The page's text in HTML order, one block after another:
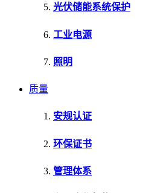
光伏储能系统保护
工业电源
照明
质量
安规认证
环保证书
管理体系